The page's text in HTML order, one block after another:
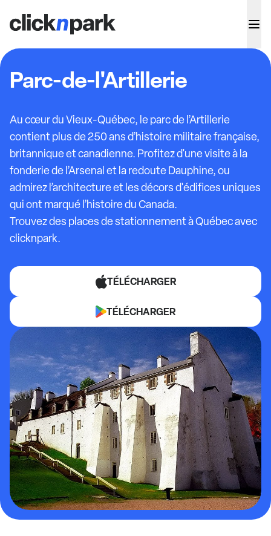
Parc-de-l'Artillerie
Au cœur du Vieux-Québec, le parc de l’Artillerie
contient plus de 250 ans d’histoire militaire française,
britannique et canadienne. Profitez d'une visite à la
fonderie de l’Arsenal et la redoute Dauphine, ou
admirez l’architecture et les décors d'édifices uniques
qui ont marqué l’histoire du Canada.
Trouvez des places de stationnement à Québec avec
clicknpark.
TÉLÉCHARGER
TÉLÉCHARGER